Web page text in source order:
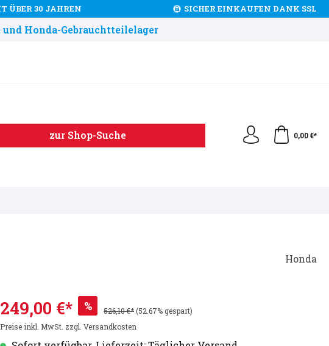
ÜBER 30 JAHREN SICHER EINKAUFEN DANK SSL
Honda-Gebrauchtteilelager
zur Shop-Suche 0,00 €*
Honda
249,00 €* % 526,10 €*(52.67% gespart)
Preise inkl. MwSt. zzgl. Versandkosten